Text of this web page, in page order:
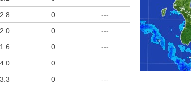
2.8 0 ---
2.0 0 ---
1.6 0 ---
4.0 0 ---
3.3 0 ---